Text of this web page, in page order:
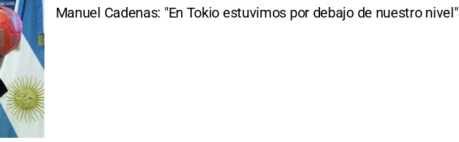
Manuel Cadenas: "En Tokio estuvimos por debajo de nuestro nivel"